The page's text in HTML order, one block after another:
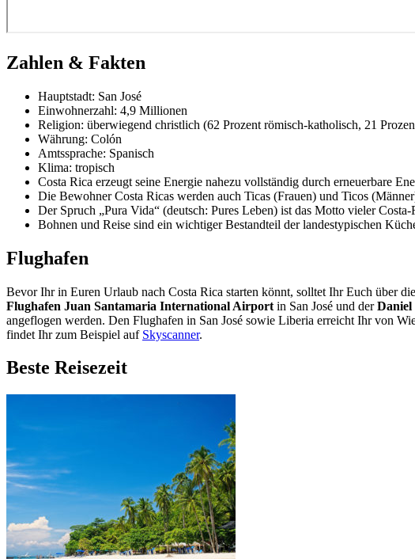
Zahlen & Fakten
Hauptstadt: San José
Einwohnerzahl: 4,9 Millionen
Religion: überwiegend christlich (62 Prozent römisch-katholisch, 21
Währung: Colón
Amtssprache: Spanisch
Klima: tropisch
Costa Rica erzeugt seine Energie nahezu vollständig durch erneuerbare
Die Bewohner Costa Ricas werden auch Ticas (Frauen) und Ticos
Der Spruch „Pura Vida“ (deutsch: Pures Leben) ist das Motto vieler Costa-
Bohnen und Reise sind ein wichtiger Bestandteil der landestypischen
Flughafen
Bevor Ihr in Euren Urlaub nach Costa Rica starten könnt, solltet Ihr Euch über
Flughafen Juan Santamaria International Airport in San José und der
angeflogen werden. Den Flughafen in San José sowie Liberia erreicht Ihr von
findet Ihr zum Beispiel auf Skyscanner.
Beste Reisezeit